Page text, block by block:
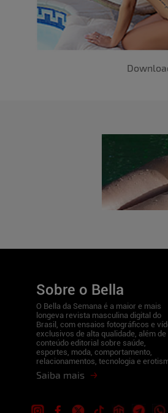
Sobre o Bella
O Bella da Semana é a maior e mais
longeva revista masculina digital do
Brasil, com ensaios fotográficos e
exclusivos de alta qualidade, além de
conteúdo editorial sobre saúde,
esportes, moda, comportamento,
relacionamentos, tecnologia e
Saiba mais